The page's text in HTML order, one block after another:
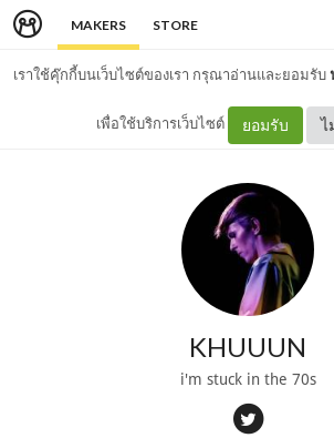
MAKERS STORE
เราใช้คุ๊กกี้บนเว็บไซต์ของเรา กรุณาอ่านและยอมรับ
เพื่อใช้บริการเว็บไซต์ ยอมรับ ไ
KHUUUN
i'm stuck in the 70s